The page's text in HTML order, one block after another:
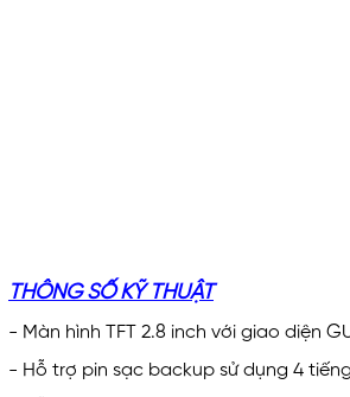
THÔNG SỐ KỸ THUẬT
- Màn hình TFT 2.8 inch với giao diện
- Hỗ trợ pin sạc backup sử dụng 4